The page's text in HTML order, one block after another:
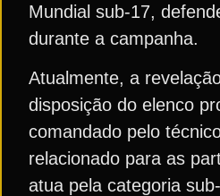
Mundial sub-17,
durante a campanha.
Atualmente, a
disposição do elenco
comandado pelo
relacionado para as
atua pela categoria